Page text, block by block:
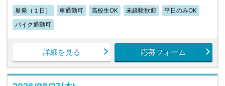
単発（１日） 車通勤可 高校生OK 未経験歓迎
平日のみOK
バイク通勤可
詳細を見る 応募フォーム